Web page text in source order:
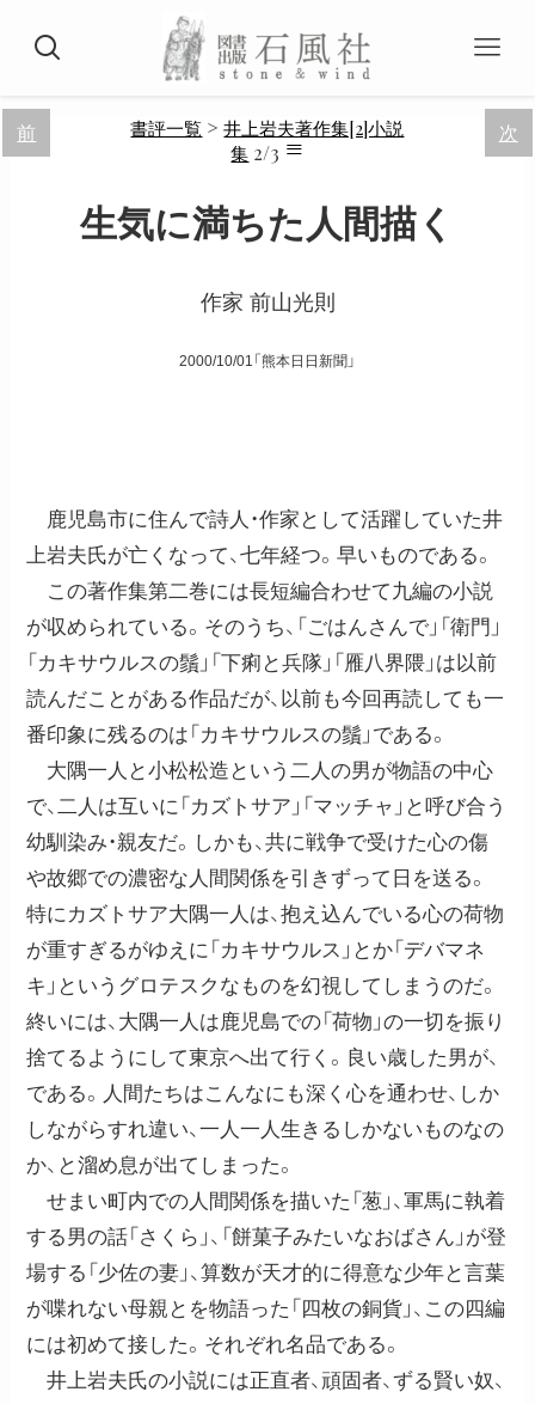
前 次
書評一覧 >井上岩夫著作集[2]小説
集 2/3 ≡
生気に満ちた人間描く
作家 前山光則
2000/10/01「熊本日日新聞」
鹿児島市に住んで詩人・作家として活躍していた井
上岩夫氏が亡くなって、七年経つ。早いものである。
この著作集第二巻には長短編合わせて九編の小説
が収められている。そのうち、「ごはんさんで」「衛門」
「カキサウルスの鬚」「下痢と兵隊」「雁八界隈」は以前
読んだことがある作品だが、以前も今回再読しても一
番印象に残るのは「カキサウルスの鬚」である。
大隅一人と小松松造という二人の男が物語の中心
で、二人は互いに「カズトサア」「マッチャ」と呼び合う
幼馴染み・親友だ。しかも、共に戦争で受けた心の傷
や故郷での濃密な人間関係を引きずって日を送る。
特にカズトサア大隅一人は、抱え込んでいる心の荷物
が重すぎるがゆえに「カキサウルス」とか「デバマネ
キ」というグロテスクなものを幻視してしまうのだ。
終いには、大隅一人は鹿児島での「荷物」の一切を振り
捨てるようにして東京へ出て行く。良い歳した男が、
である。人間たちはこんなにも深く心を通わせ、しか
しながらすれ違い、一人一人生きるしかないものなの
か、と溜め息が出てしまった。
せまい町内での人間関係を描いた「葱」、軍馬に執着
する男の話「さくら」、「餅菓子みたいなおばさん」が登
場する「少佐の妻」、算数が天才的に得意な少年と言葉
が喋れない母親とを物語った「四枚の銅貨」、この四編
には初めて接した。それぞれ名品である。
井上岩夫氏の小説には正直者、頑固者、ずる賢い奴、